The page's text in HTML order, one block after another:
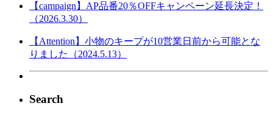
【campaign】AP品番20％OFFキャンペーン延長決定！
（2026.3.30）
【Attention】小物のキープが10営業日前から可能とな
りました（2024.5.13）
Search